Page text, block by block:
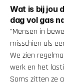
Wat is bij jou
dag vol gas
"Mensen in
misschien als
We zien
werk en het
Soms zitten ze